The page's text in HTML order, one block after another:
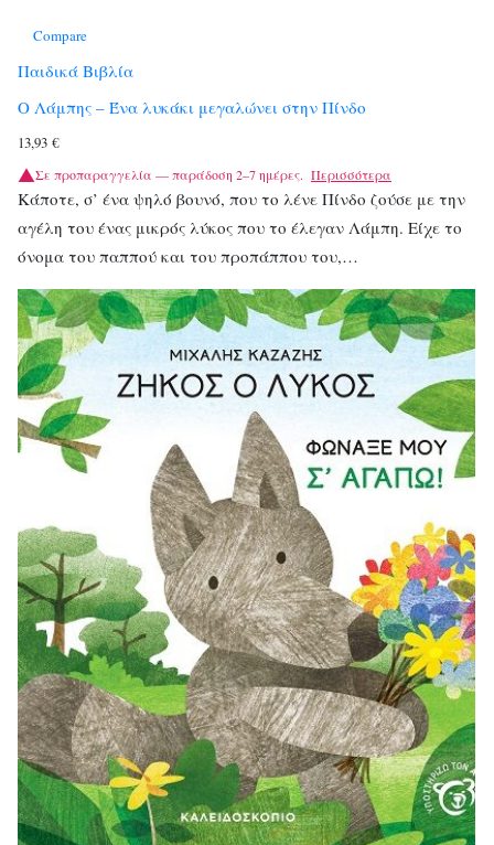
Compare
Παιδικά Βιβλία
Ο Λάμπης – Ένα λυκάκι μεγαλώνει στην Πίνδο
13,93 €
Σε προπαραγγελία — παράδοση 2–7 ημέρες. Περισσότερα
Κάποτε, σ’ ένα ψηλό βουνό, που το λένε Πίνδο ζούσε με την
αγέλη του ένας μικρός λύκος που το έλεγαν Λάμπη. Είχε το
όνομα του παππού και του προπάππου του,…